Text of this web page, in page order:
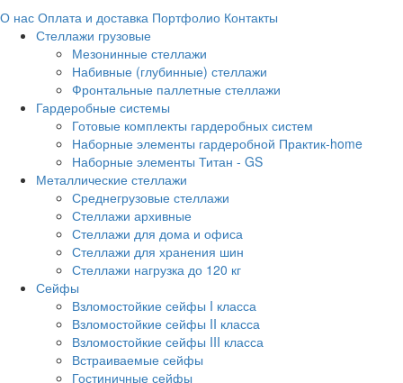
О нас Оплата и доставка Портфолио Контакты
Стеллажи грузовые
Мезонинные стеллажи
Набивные (глубинные) стеллажи
Фронтальные паллетные стеллажи
Гардеробные системы
Готовые комплекты гардеробных систем
Наборные элементы гардеробной Практик-home
Наборные элементы Титан - GS
Металлические стеллажи
Среднегрузовые стеллажи
Стеллажи архивные
Стеллажи для дома и офиса
Стеллажи для хранения шин
Стеллажи нагрузка до 120 кг
Сейфы
Взломостойкие сейфы I класса
Взломостойкие сейфы II класса
Взломостойкие сейфы III класса
Встраиваемые сейфы
Гостиничные сейфы